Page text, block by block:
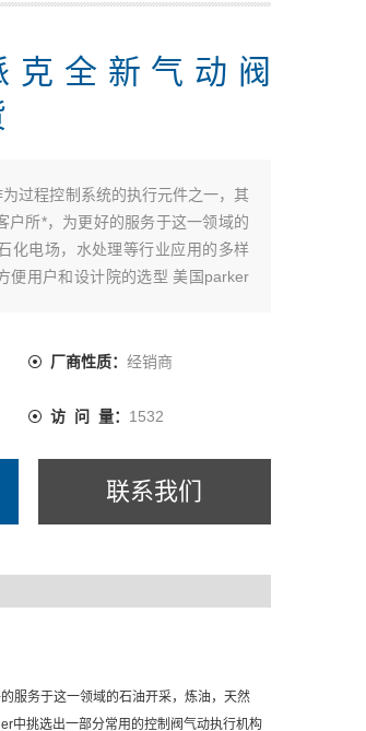
491514Q3现货
克全新气动阀
过程控制系统的执行元件之一，其
户所*，为更好的服务于这一领域的
化电场，水处理等行业应用的多样
便用户和设计院的选型 美国parker
厂商性质： 经销商
访 问 量： 1532
联系我们
服务于这一领域的石油开采，炼油，天然
中挑选出一部分常用的控制阀气动执行机构